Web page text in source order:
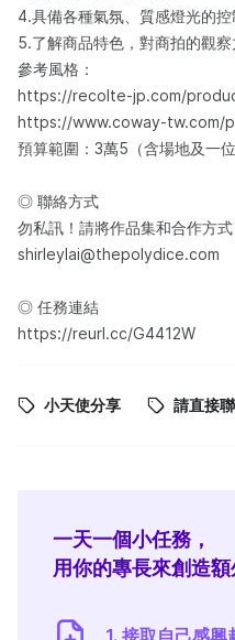
4.具備各種氣氛、質感燈光的
5.了解商品特色，對商拍的觀察
參考風格：
https://recolte-jp.com/
https://www.coway-tw.com/
預算範圍：3萬5（含場地及一位
◎ 聯絡方式
勿私訊！請將作品集和合作方
shirleylai@thepolydice.com
◎ 任務連結
https://reurl.cc/G4412W
小天使分享 請直接
一天一個小任務，
用你的專長來創造額
1. 接取自己感興